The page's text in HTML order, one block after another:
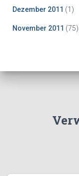
Dezember 2011 (1)
November 2011 (75)